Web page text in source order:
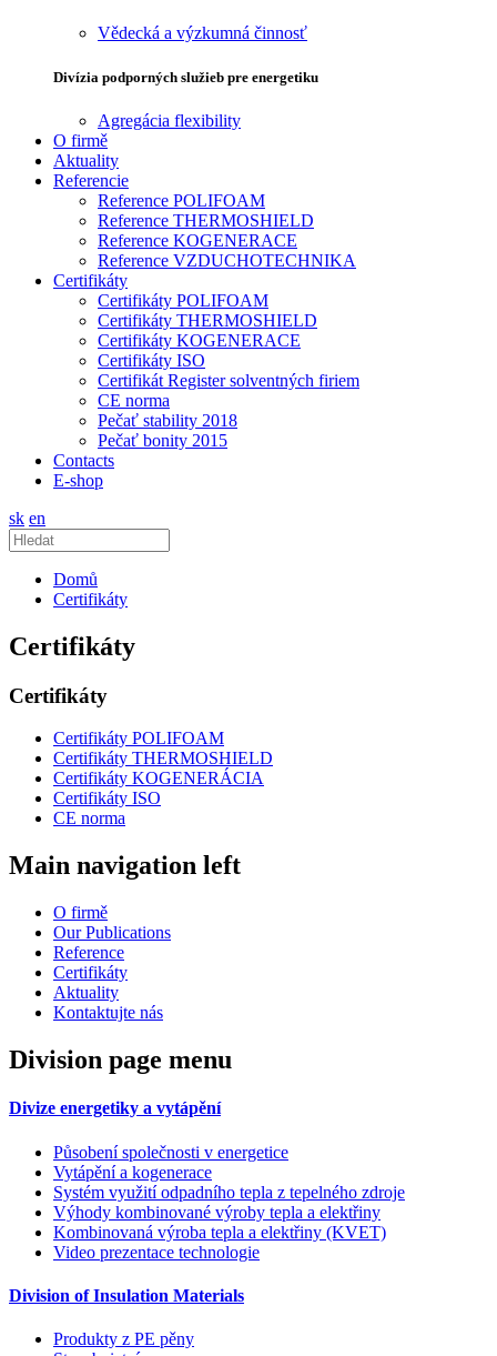
Vědecká a výzkumná činnosť
Divízia podporných služieb pre energetiku
Agregácia flexibility
O firmě
Aktuality
Referencie
Reference POLIFOAM
Reference THERMOSHIELD
Reference KOGENERACE
Reference VZDUCHOTECHNIKA
Certifikáty
Certifikáty POLIFOAM
Certifikáty THERMOSHIELD
Certifikáty KOGENERACE
Certifikáty ISO
Certifikát Register solventných firiem
CE norma
Pečať stability 2018
Pečať bonity 2015
Contacts
E-shop
sk en
Domů
Certifikáty
Certifikáty
Certifikáty
Certifikáty POLIFOAM
Certifikáty THERMOSHIELD
Certifikáty KOGENERÁCIA
Certifikáty ISO
CE norma
Main navigation left
O firmě
Our Publications
Reference
Certifikáty
Aktuality
Kontaktujte nás
Division page menu
Divize energetiky a vytápění
Působení společnosti v energetice
Vytápění a kogenerace
Systém využití odpadního tepla z tepelného zdroje
Výhody kombinované výroby tepla a elektřiny
Kombinovaná výroba tepla a elektřiny (KVET)
Video prezentace technologie
Division of Insulation Materials
Produkty z PE pěny